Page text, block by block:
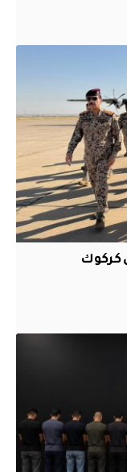
كركوك